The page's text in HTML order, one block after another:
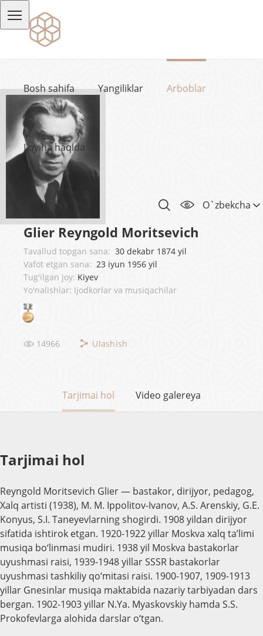
Bosh sahifa Yangiliklar Arboblar
Loyiha haqida
O`zbekcha
Glier Reyngold Moritsevich
Tavallud topgan sana: 30 dekabr 1874 yil
Vafot etgan sana: 23 iyun 1956 yil
Tug'ilgan joy: Kiyev
Yo'nalishlar: Ijodkorlar va musiqachilar
14966 Ulashish
Tarjimai hol Video galereya
Tarjimai hol
Reyngold Moritsevich Glier — bastakor, dirijyor, pedagog,
Xalq artisti (1938), M. M. Ippolitov-Ivanov, A.S. Arenskiy, G.E.
Konyus, S.I. Taneyevlarning shogirdi. 1908 yildan dirijyor
sifatida ishtirok etgan. 1920-1922 yillar Moskva xalq ta’limi
musiqa bo‘linmasi mudiri. 1938 yil Moskva bastakorlar
uyushmasi raisi, 1939-1948 yillar SSSR bastakorlar
uyushmasi tashkiliy qo‘mitasi raisi. 1900-1907, 1909-1913
yillar Gnesinlar musiqa maktabida nazariy tarbiyadan dars
bergan. 1902-1903 yillar N.Ya. Myaskovskiy hamda S.S.
Prokofevlarga alohida darslar o‘tgan.